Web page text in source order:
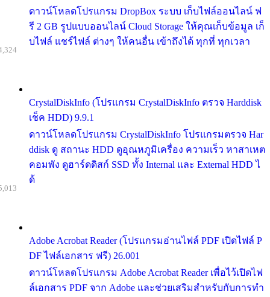
ดาวน์โหลดโปรแกรม DropBox ระบบ เก็บไฟล์ออนไลน์ ฟ
รี 2 GB รูปแบบออนไลน์ Cloud Storage ให้คุณเก็บข้อมูล เก็
บไฟล์ แชร์ไฟล์ ต่างๆ ให้คนอื่น เข้าถึงได้ ทุกที่ ทุกเวลา
CrystalDiskInfo (โปรแกรม CrystalDiskInfo ตรวจ Harddisk
เช็ค HDD) 9.9.1
ดาวน์โหลดโปรแกรม CrystalDiskInfo โปรแกรมตรวจ Har
ddisk ดู สถานะ HDD ดูอุณหภูมิเครื่อง ความเร็ว หาสาเหต
คอมพัง ดูฮาร์ดดิสก์ SSD ทั้ง Internal และ External HDD ไ
ด้
Adobe Acrobat Reader (โปรแกรมอ่านไฟล์ PDF เปิดไฟล์ P
DF ไฟล์เอกสาร ฟรี) 26.001
ดาวน์โหลดโปรแกรม Adobe Acrobat Reader เพื่อไว้เปิดไฟ
ล์เอกสาร PDF จาก Adobe และช่วยเสริมสำหรับกับการทำ